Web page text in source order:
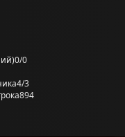
0/0
4/3
894